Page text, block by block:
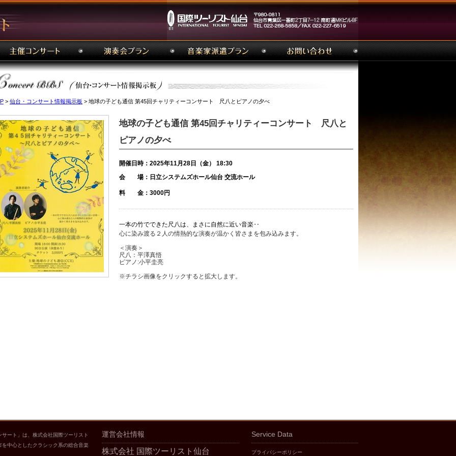
> 仙台・コンサート情報掲示板 > 地球の子ども通信 第45回チャリティーコンサート 尺八とピアノの夕べ
地球の子ども通信 第45回チャリティーコンサート 尺八と
ピアノの夕べ
開催日時：2025年11月28日（金） 18:30
会 場：日立システムズホール仙台 交流ホール
料 金：3000円
一本の竹でできた尺八は、まさに自然に近い音楽‥
心に染み渡る２人の情熱的な演奏が温かく皆さまを包み込みます。
＜演奏＞
尺八：平澤真悟
ピアノ:小平圭亮
※チラシ画像をクリックすると拡大します。
ート」は、株式会社国際ツーリスト
を中心としたクラシック系の総合音楽
運営会社情報
株式会社 国際ツーリスト仙台
Service Data
プライバシーポリシー